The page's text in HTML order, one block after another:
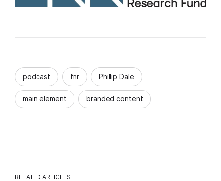
podcast fnr Phillip Dale
mäin element branded content
RELATED ARTICLES